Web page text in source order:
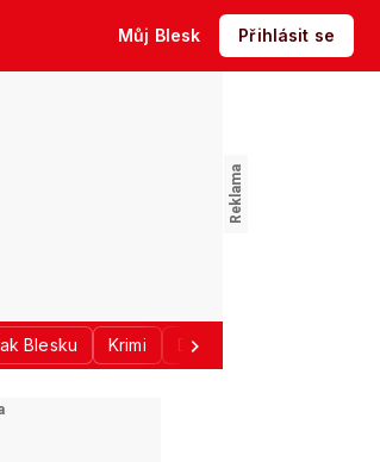
Můj Blesk Přihlásit se
Blesku Krimi Donald Trump